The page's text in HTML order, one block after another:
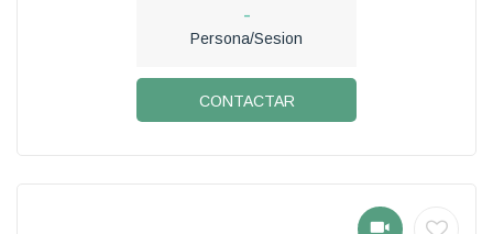
-
Persona/Sesion
CONTACTAR